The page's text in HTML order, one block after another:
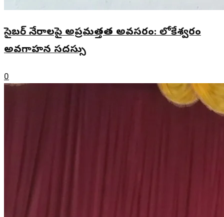
సైబర్ నేరాలపై అప్రమత్తత అవసరం: లోకేశ్వరం
అవగాహన సదస్సు
0